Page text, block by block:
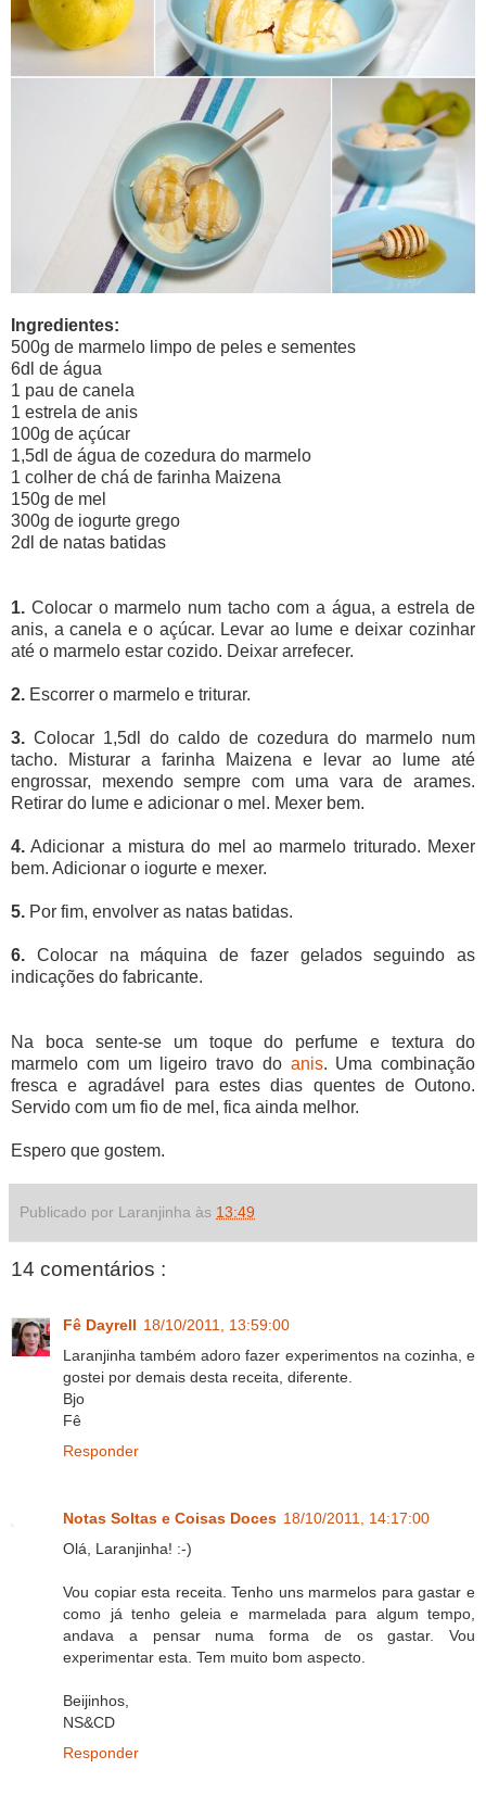
Ingredientes:
500g de marmelo limpo de peles e sementes
6dl de água
1 pau de canela
1 estrela de anis
100g de açúcar
1,5dl de água de cozedura do marmelo
1 colher de chá de farinha Maizena
150g de mel
300g de iogurte grego
2dl de natas batidas
1. Colocar o marmelo num tacho com a água, a estrela de
anis, a canela e o açúcar. Levar ao lume e deixar cozinhar
até o marmelo estar cozido. Deixar arrefecer.
2. Escorrer o marmelo e triturar.
3. Colocar 1,5dl do caldo de cozedura do marmelo num
tacho. Misturar a farinha Maizena e levar ao lume até
engrossar, mexendo sempre com uma vara de arames.
Retirar do lume e adicionar o mel. Mexer bem.
4. Adicionar a mistura do mel ao marmelo triturado. Mexer
bem. Adicionar o iogurte e mexer.
5. Por fim, envolver as natas batidas.
6. Colocar na máquina de fazer gelados seguindo as
indicações do fabricante.
Na boca sente-se um toque do perfume e textura do
marmelo com um ligeiro travo do anis. Uma combinação
fresca e agradável para estes dias quentes de Outono.
Servido com um fio de mel, fica ainda melhor.
Espero que gostem.
Publicado por Laranjinha às 13:49
14 comentários :
Fê Dayrell 18/10/2011, 13:59:00
Laranjinha também adoro fazer experimentos na cozinha, e
gostei por demais desta receita, diferente.
Bjo
Fê
Responder
Notas Soltas e Coisas Doces 18/10/2011, 14:17:00
Olá, Laranjinha! :-)
Vou copiar esta receita. Tenho uns marmelos para gastar e
como já tenho geleia e marmelada para algum tempo,
andava a pensar numa forma de os gastar. Vou
experimentar esta. Tem muito bom aspecto.
Beijinhos,
NS&CD
Responder